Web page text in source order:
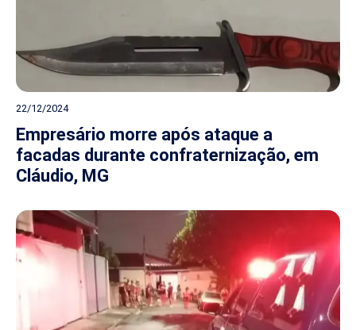
22/12/2024
Empresário morre após ataque a
facadas durante confraternização, em
Cláudio, MG